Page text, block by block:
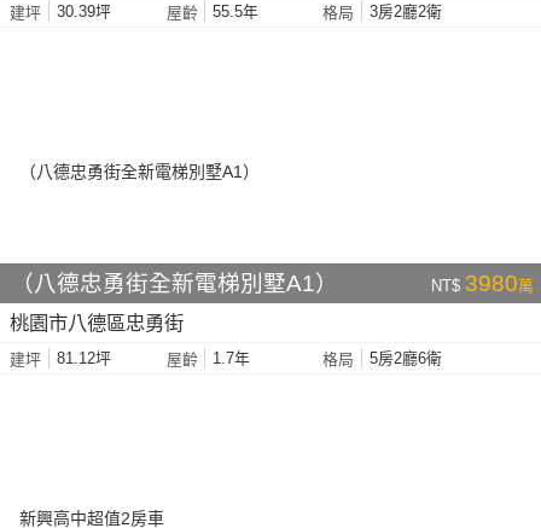
建坪 30.39坪 屋齡 55.5年 格局 3房2廳2衛
（八德忠勇街全新電梯別墅A1） NT$ 3980萬
桃園市八德區忠勇街
建坪 81.12坪 屋齡 1.7年 格局 5房2廳6衛